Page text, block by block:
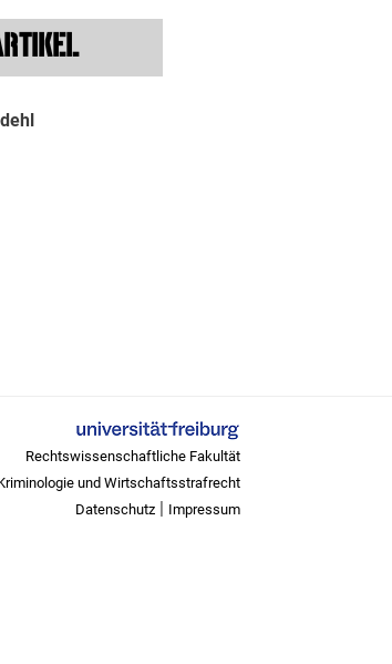
Rechtswissenschaftliche Fakultät
und Wirtschaftsstrafrecht
Datenschutz | Impressum